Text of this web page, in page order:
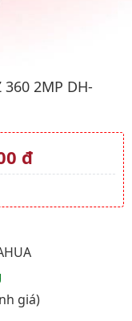
360 2MP DH-
đ
giá)